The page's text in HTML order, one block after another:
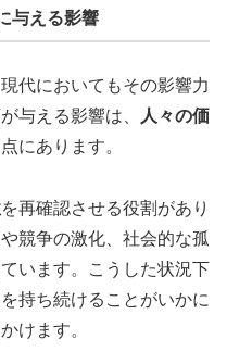
与える影響
代においてもその影響力
与える影響は、
人々の価
点にあります。
を再確認させる役割があり
競争の激化、社会的な孤
います。こうした状況下
持ち続けることがいかに
けます。